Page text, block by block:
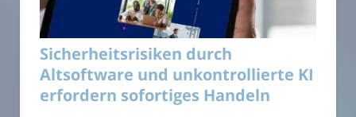
Sicherheitsrisiken durch
Altsoftware und unkontrollierte KI
erfordern sofortiges Handeln